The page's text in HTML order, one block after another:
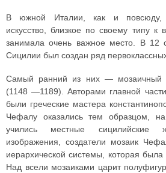
В южной Италии, как и повсюду,
искусство, близкое по своему типу к
занимала очень важное место. В 12
Сицилии был создан ряд
Самый ранний из них — мозаичный
(1148 —1189). Авторами главной
были греческие мастера
Чефалу оказались тем образцом, на
учились местные сицилийские
изображения, создатели мозаик
иерархической системы, которая
Над всели мозаиками царит